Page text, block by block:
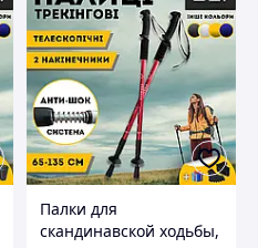
Палки для
скандинавской ходьбы,